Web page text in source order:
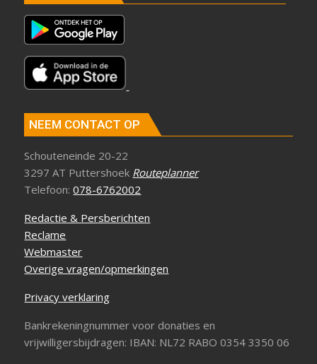
NEEM CONTACT OP
Schouteneinde 20-22
3297 AT Puttershoek Routeplanner
Telefoon:078-6762002
Redactie & Persberichten
Reclame
Webmaster
Overige vragen/opmerkingen
Privacy verklaring
Bankrekeningnummer voor donaties en
vrijwilligersbijdragen: IBAN: NL72 RABO 0354 3350 06